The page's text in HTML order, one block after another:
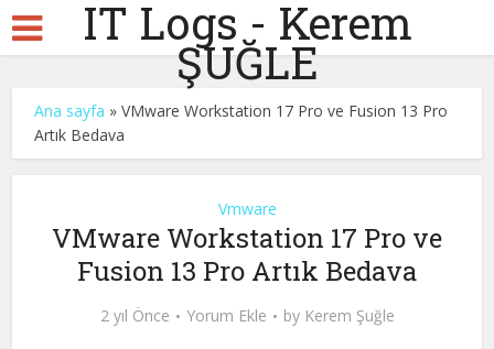
IT Logs - Kerem
ŞUĞLE
Ana sayfa »VMware Workstation 17 Pro ve Fusion 13 Pro
Artık Bedava
Vmware
VMware Workstation 17 Pro ve
Fusion 13 Pro Artık Bedava
2 yıl Önce Yorum Ekle by Kerem Şuğle